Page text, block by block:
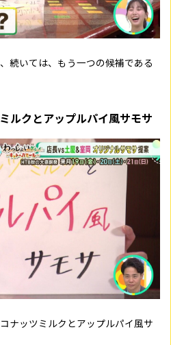
続いては、もう一つの候補である
ルクとアップルパイ風サモサ
ナッツミルクとアップルパイ風サ